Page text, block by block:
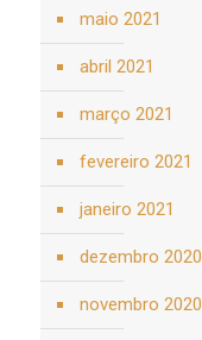
maio 2021
abril 2021
março 2021
fevereiro 2021
janeiro 2021
dezembro 2020
novembro 2020